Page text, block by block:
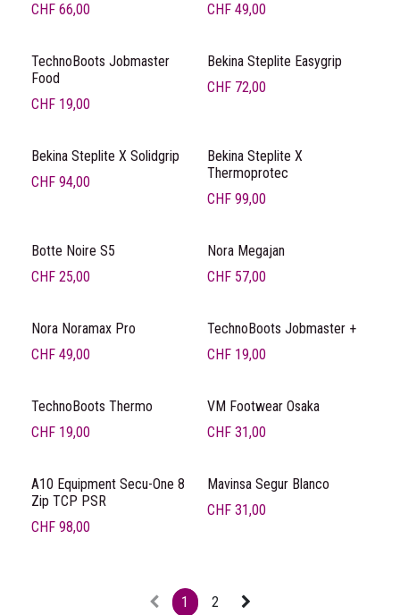
CHF 66,00
CHF 49,00
TechnoBoots Jobmaster
Food
CHF 19,00
Bekina Steplite Easygrip
CHF 72,00
Bekina Steplite X Solidgrip
CHF 94,00
Bekina Steplite X
Thermoprotec
CHF 99,00
Botte Noire S5
CHF 25,00
Nora Megajan
CHF 57,00
Nora Noramax Pro
CHF 49,00
TechnoBoots Jobmaster +
CHF 19,00
TechnoBoots Thermo
CHF 19,00
VM Footwear Osaka
CHF 31,00
A10 Equipment Secu-One 8
Zip TCP PSR
CHF 98,00
Mavinsa Segur Blanco
CHF 31,00
1 2